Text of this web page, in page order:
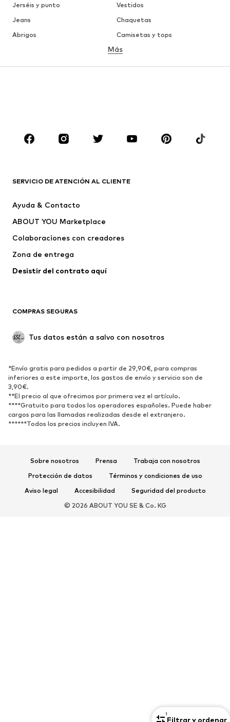
1
Filtrar y ordenar
Jerséis y punto
Vestidos
Jeans
Chaquetas
Abrigos
Camisetas y tops
Ropa interior
Faldas
Blusas y camisas
Zapatos
Deporte
Vestidos
Camisetas y tops
Chaquetas
Jerséis y punto
Ropa interior
Abrigos
Tallas grandes
Reciclado
ZAPATOS
Nuevo
Zapatillas de deporte
Botines
Zapatos de tacón y plataforma Botas
Zapatillas de casa
Exclusivo
Más
SERVICIO DE ATENCIÓN AL CLIENTE
Ayuda & Contacto
ABOUT YOU Marketplace
Colaboraciones con creadores
Zona de entrega
Desistir del contrato aquí
COMPRAS SEGURAS
Tus datos están a salvo con nosotros
*Envío gratis para pedidos a partir de 29,90€, para compras
inferiores a este importe, los gastos de envío y servicio son de
3,90€.
**El precio al que ofrecimos por primera vez el artículo.
****Gratuito para todos los operadores españoles. Puede haber
cargos para las llamadas realizadas desde el extranjero.
******Todos los precios incluyen IVA.
Sobre nosotros Prensa
Trabaja con nosotros
Protección de datos
Términos y condiciones de uso
Aviso legal
Accesibilidad
Seguridad del producto
© 2026 ABOUT YOU SE & Co. KG